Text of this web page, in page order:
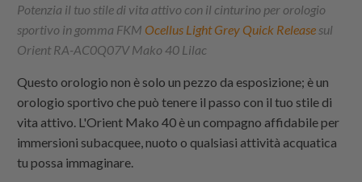
Potenzia il tuo stile di vita attivo con il cinturino per orologio
sportivo in gomma FKM Ocellus Light Grey Quick Release sul
Orient RA-AC0Q07V Mako 40 Lilac
Questo orologio non è solo un pezzo da esposizione; è un
orologio sportivo che può tenere il passo con il tuo stile di
vita attivo. L'Orient Mako 40 è un compagno affidabile per
immersioni subacquee, nuoto o qualsiasi attività acquatica
tu possa immaginare.